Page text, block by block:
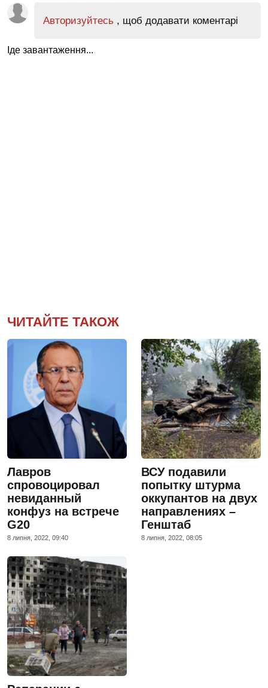
Авторизуйтесь , щоб додавати коментарі
Іде завантаження...
ЧИТАЙТЕ ТАКОЖ
Лавров
спровоцировал
невиданный
конфуз на встрече
G20
8 липня, 2022, 09:40
ВСУ подавили
попытку штурма
оккупантов на двух
направлениях –
Генштаб
8 липня, 2022, 08:05